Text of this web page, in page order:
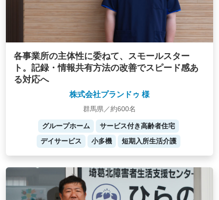
各事業所の主体性に委ねて、スモールスター
ト。記録・情報共有方法の改善でスピード感あ
る対応へ
株式会社プランドゥ 様
群馬県／約600名
グループホーム
サービス付き高齢者住宅
デイサービス
小多機 短期入所生活介護